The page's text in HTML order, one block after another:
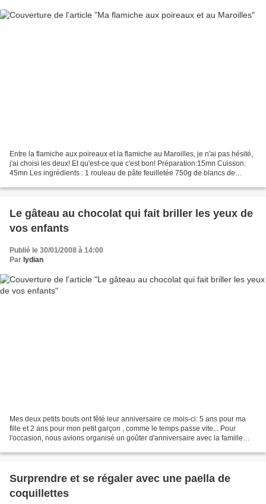
Entre la flamiche aux poireaux et la flamiche au Maroilles, je n'ai pas hésité,
j'ai choisi les deux! Et qu'est-ce que c'est bon! Préparation:15mn Cuisson:
45mn Les ingrédients : 1 rouleau de pâte feuilletée 750g de blancs de
Le gâteau au chocolat qui fait briller les yeux de
vos enfants
Publié le 30/01/2008 à 14:00
Par lydian
Mes deux petits bouts ont fêté leur anniversaire ce mois-ci: 5 ans pour ma
fille et 2 ans pour mon petit garçon , comme le temps passe vite... Pour
l'occasion, nous avions organisé un goûter d'anniversaire avec la famille
Surprendre et se régaler avec une paella de
coquillettes